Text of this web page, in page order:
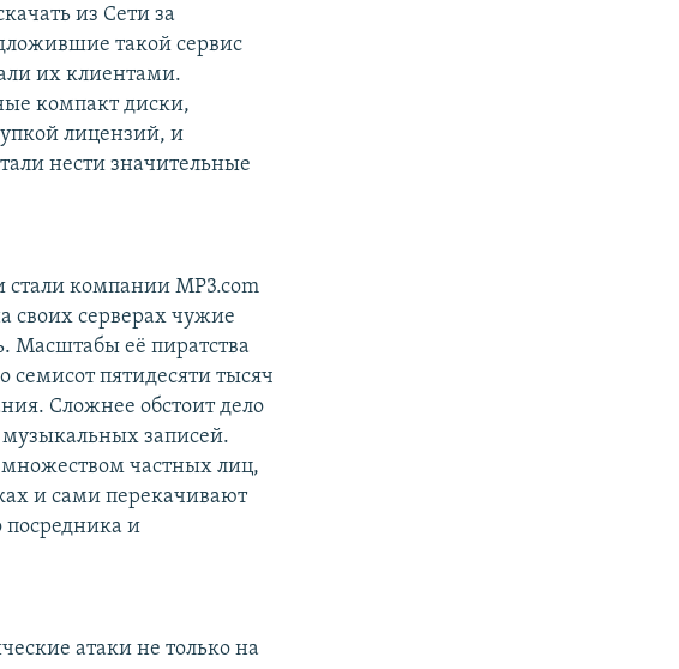
из Сети за
такой сервис
их клиентами.
компакт диски,
лицензий, и
нести значительные
стали компании MP3.com
своих серверах чужие
Масштабы её пиратства
семисот пятидесяти тысяч
Сложнее обстоит дело
записей.
частных лиц,
и сами перекачивают
посредника и
атаки не только на